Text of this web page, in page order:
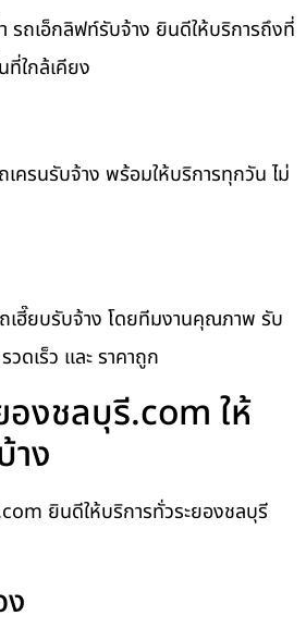
รถเอ็กลิฟท์รับจ้าง ยินดีให้บริการถึงที่
ใกล้เคียง
เครนรับจ้าง พร้อมให้บริการทุกวัน ไม่
ถเฮี๊ยบรับจ้าง โดยทีมงานคุณภาพ รับ
วดเร็ว และ ราคาถูก
องชลบุรี.com ให้
าง
ยินดีให้บริการทั่วระยองชลบุรี
ง